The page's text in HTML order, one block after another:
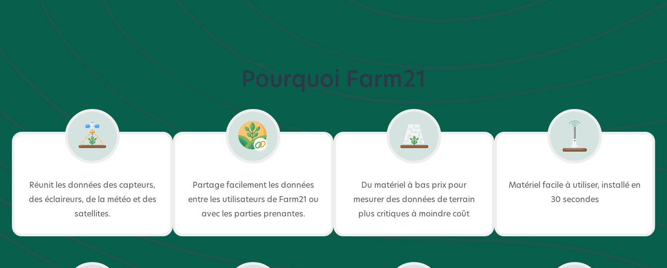
Pourquoi Farm21
Réunit les données des capteurs,
des éclaireurs, de la météo et des
satellites.
Partage facilement les données
entre les utilisateurs de Farm21 ou
avec les parties prenantes.
Du matériel à bas prix pour
mesurer des données de terrain
plus critiques à moindre coût
Matériel facile à utiliser, installé en
30 secondes